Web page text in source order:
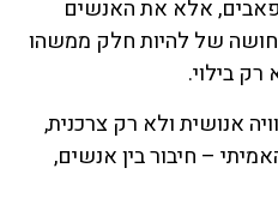
אלא את האנשים
של להיות חלק ממשהו
רק בילוי.
אנושית ולא רק צרכנית,
– חיבור בין אנשים,